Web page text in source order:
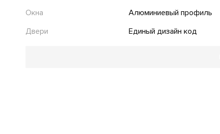
Окна
Алюминиевый профиль
Двери
Единый дизайн код